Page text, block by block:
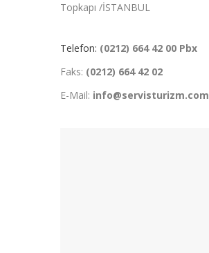
Topkapı /İSTANBUL
Telefon: (0212) 664 42 00 Pbx
Faks: (0212) 664 42 02
E-Mail: info@servisturizm.com